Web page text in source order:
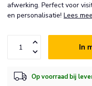
afwerking. Perfect voor
en personalisatie! Lees
In
Op voorraad bij